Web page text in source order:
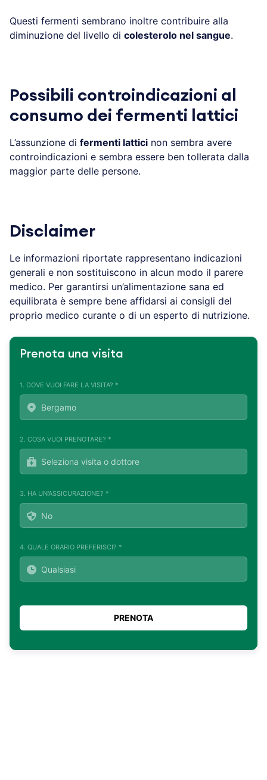
Questi fermenti sembrano inoltre contribuire alla
diminuzione del livello di colesterolo nel sangue.
Possibili controindicazioni al
consumo dei fermenti lattici
L’assunzione di fermenti lattici non sembra avere
controindicazioni e sembra essere ben tollerata dalla
maggior parte delle persone.
Disclaimer
Le informazioni riportate rappresentano indicazioni
generali e non sostituiscono in alcun modo il parere
medico. Per garantirsi un’alimentazione sana ed
equilibrata è sempre bene affidarsi ai consigli del
proprio medico curante o di un esperto di nutrizione.
Prenota una visita
1. DOVE VUOI FARE LA VISITA? *
2. COSA VUOI PRENOTARE? *
3. HA UN'ASSICURAZIONE? *
4. QUALE ORARIO PREFERISCI? *